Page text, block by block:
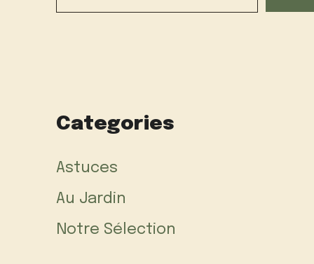
Categories
Astuces
Au Jardin
Notre Sélection